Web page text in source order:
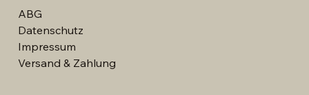
ABG
Datenschutz
Impressum
Versand & Zahlung